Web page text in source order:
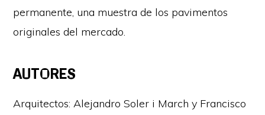
permanente, una muestra de los pavimentos
originales del mercado.
AUTORES
Arquitectos: Alejandro Soler i March y Francisco